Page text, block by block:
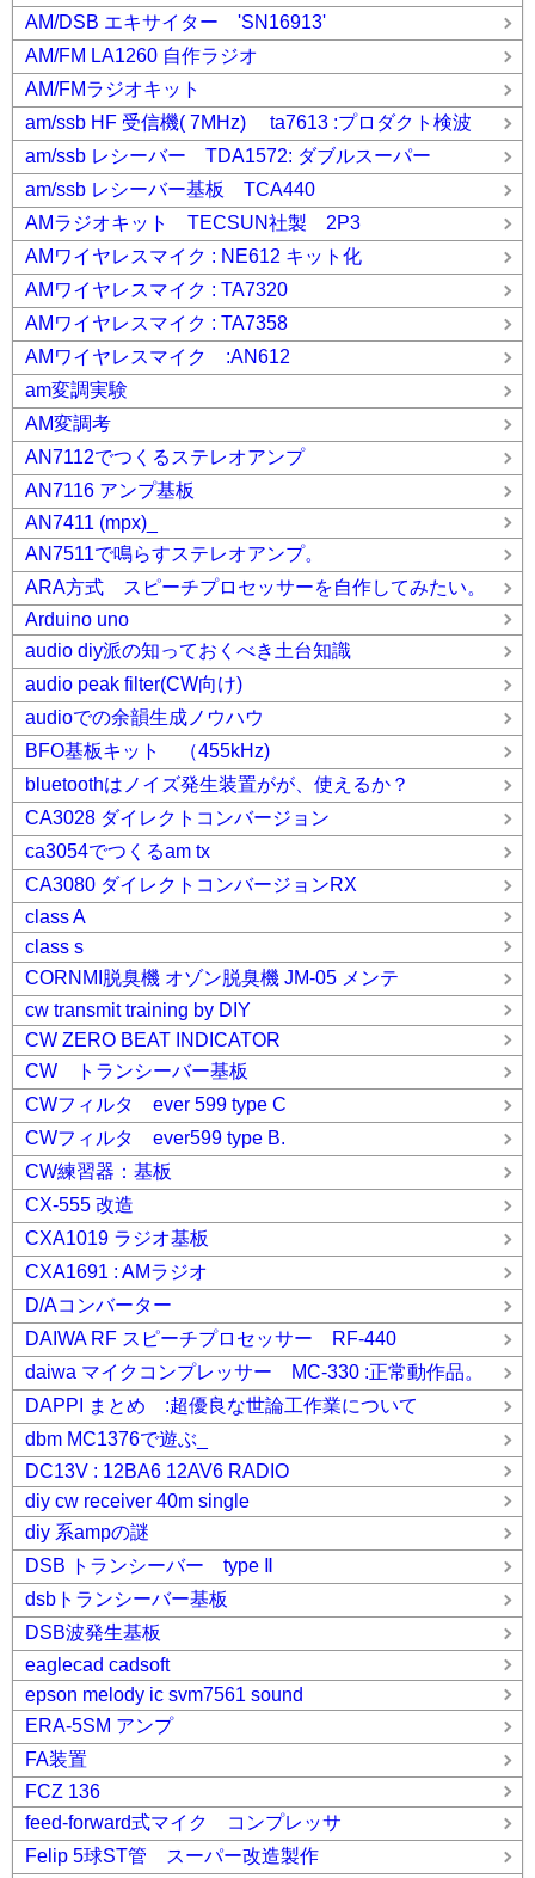
AM/DSB エキサイター 'SN16913'
AM/FM LA1260 自作ラジオ
AM/FMラジオキット
am/ssb HF 受信機( 7MHz) ta7613 :プロダクト検波
am/ssb レシーバー TDA1572: ダブルスーパー
am/ssb レシーバー基板 TCA440
AMラジオキット TECSUN社製 2P3
AMワイヤレスマイク : NE612 キット化
AMワイヤレスマイク : TA7320
AMワイヤレスマイク : TA7358
AMワイヤレスマイク :AN612
am変調実験
AM変調考
AN7112でつくるステレオアンプ
AN7116 アンプ基板
AN7411 (mpx)_
AN7511で鳴らすステレオアンプ。
ARA方式 スピーチプロセッサーを自作してみたい。
Arduino uno
audio diy派の知っておくべき土台知識
audio peak filter(CW向け)
audioでの余韻生成ノウハウ
BFO基板キット （455kHz)
bluetoothはノイズ発生装置がが、使えるか？
CA3028 ダイレクトコンバージョン
ca3054でつくるam tx
CA3080 ダイレクトコンバージョンRX
class A
class s
CORNMI脱臭機 オゾン脱臭機 JM-05 メンテ
cw transmit training by DIY
CW ZERO BEAT INDICATOR
CW トランシーバー基板
CWフィルタ ever 599 type C
CWフィルタ ever599 type B.
CW練習器：基板
CX-555 改造
CXA1019 ラジオ基板
CXA1691 : AMラジオ
D/Aコンバーター
DAIWA RF スピーチプロセッサー RF-440
daiwa マイクコンプレッサー MC-330 :正常動作品。
DAPPI まとめ :超優良な世論工作業について
dbm MC1376で遊ぶ_
DC13V : 12BA6 12AV6 RADIO
diy cw receiver 40m single
diy 系ampの謎
DSB トランシーバー type Ⅱ
dsbトランシーバー基板
DSB波発生基板
eaglecad cadsoft
epson melody ic svm7561 sound
ERA-5SM アンプ
FA装置
FCZ 136
feed-forward式マイク コンプレッサ
Felip 5球ST管 スーパー改造製作